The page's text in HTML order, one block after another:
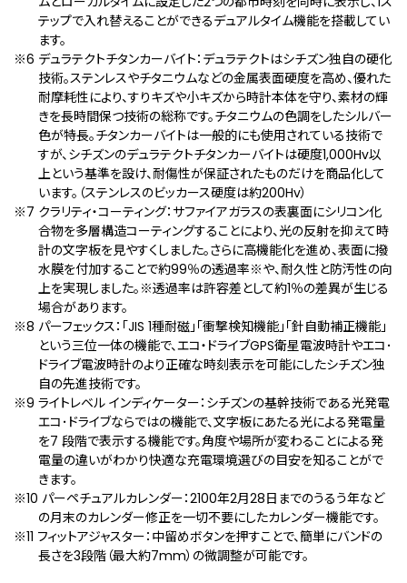
テップで入れ替えることができるデュアルタイム機能を搭載してい
ます。
※6 デュラテクトチタンカーバイト：デュラテクトはシチズン独自の硬化
技術。ステンレスやチタニウムなどの金属表面硬度を高め、優れた
耐摩耗性により、すりキズや小キズから時計本体を守り、素材の輝
きを長時間保つ技術の総称です。チタニウムの色調をしたシルバー
色が特長。チタンカーバイトは一般的にも使用されている技術で
すが、シチズンのデュラテクトチタンカーバイトは硬度1,000Hv以
上という基準を設け、耐傷性が保証されたものだけを商品化して
います。（ステンレスのビッカース硬度は約200Hv）
※7 クラリティ・コーティング：サファイアガラスの表裏⾯にシリコン化
合物を多層構造コーティングすることにより、光の反射を抑えて時
計の文字板を見やすくしました。さらに高機能化を進め、表面に撥
水膜を付加することで約99％の透過率※や、耐久性と防汚性の向
上を実現しました。※透過率は許容差として約1％の差異が生じる
場合があります。
※8 パーフェックス：「JIS 1種耐磁」「衝撃検知機能」「針自動補正機能」
という三位一体の機能で、エコ・ドライブGPS衛星電波時計やエコ･
ドライブ電波時計のより正確な時刻表示を可能にしたシチズン独
自の先進技術です。
※9 ライトレベル インディケーター：シチズンの基幹技術である光発電
エコ･ドライブならではの機能で、文字板にあたる光による発電量
を7 段階で表示する機能です。角度や場所が変わることによる発
電量の違いがわかり快適な充電環境選びの目安を知ることがで
きます。
※10 パーペチュアルカレンダー：2100年2月28日までのうるう年など
の月末のカレンダー修正を一切不要にしたカレンダー機能です。
※11 フィットアジャスター：中留めボタンを押すことで、簡単にバンドの
長さを3段階（最大約7mm）の微調整が可能です。